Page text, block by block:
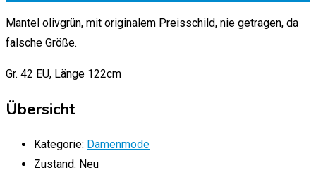
Mantel olivgrün, mit originalem Preisschild, nie getragen, da
falsche Größe.
Gr. 42 EU, Länge 122cm
Übersicht
Kategorie: Damenmode
Zustand: Neu